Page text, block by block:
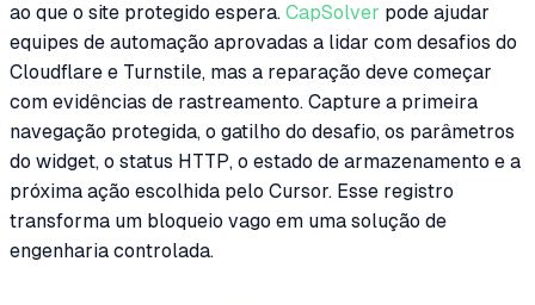
ao que o site protegido espera. CapSolver pode ajudar
equipes de automação aprovadas a lidar com desafios do
Cloudflare e Turnstile, mas a reparação deve começar
com evidências de rastreamento. Capture a primeira
navegação protegida, o gatilho do desafio, os parâmetros
do widget, o status HTTP, o estado de armazenamento e a
próxima ação escolhida pelo Cursor. Esse registro
transforma um bloqueio vago em uma solução de
engenharia controlada.